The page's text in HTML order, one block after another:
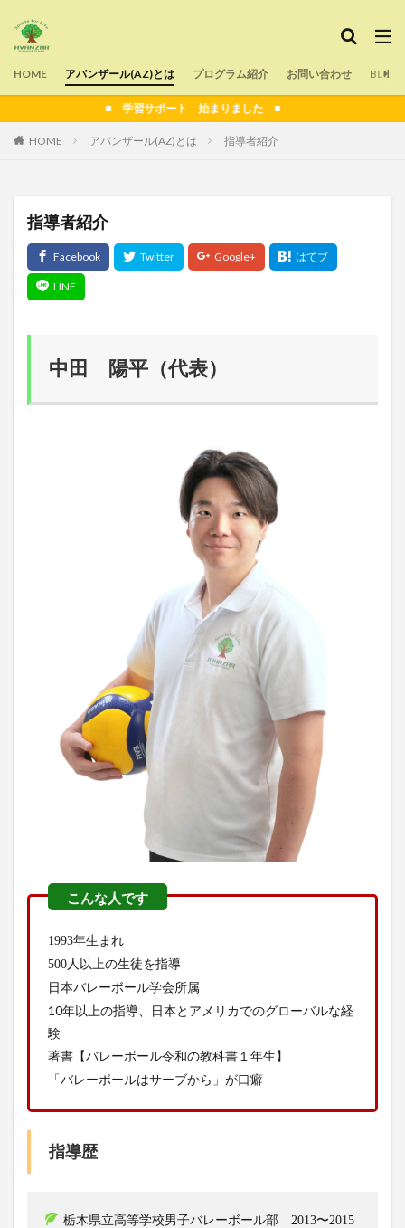
HOME アバンザール(AZ)とは プログラム紹介 お問い合わせ BLOG
■ 学習サポート 始まりました ■
HOME アバンザール(AZ)とは 指導者紹介
指導者紹介
中田 陽平（代表）
1993年生まれ
500人以上の生徒を指導
日本バレーボール学会所属
10年以上の指導、日本とアメリカでのグローバルな経
験
著書【バレーボール令和の教科書１年生】
「バレーボールはサーブから」が口癖
指導歴
栃木県立高等学校男子バレーボール部 2013〜2015
タグ
よくある質問 声かけ 運動
目標設定
生涯スポーツ 教育
オーバーハンドパス
オンライン 部活動